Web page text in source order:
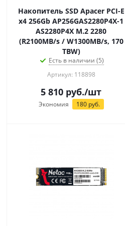
Накопитель SSD Apacer PCI-E
x4 256Gb AP256GAS2280P4X-1
AS2280P4X M.2 2280
(R2100MB/s / W1300MB/s, 170
TBW)
Есть в наличии (5)
Артикул: 118898
5 810 руб./шт
Экономия 180руб.